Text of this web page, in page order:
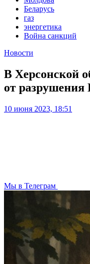
Беларусь
газ
энергетика
Война санкций
Новости
В Херсонской
от
10 июня 2023, 18:51
Мы в Телеграм